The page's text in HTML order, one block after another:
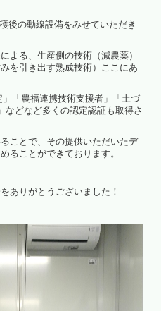
後の動線設備をみせていただき
よる、生産側の技術（減農薬）
を引き出す熟成技術）ここにあ
」「農福連携技術支援者」「土づ
などなど多くの認定認証も取得さ
ことで、その提供いただいたデ
ることができております。
ありがとうございました！